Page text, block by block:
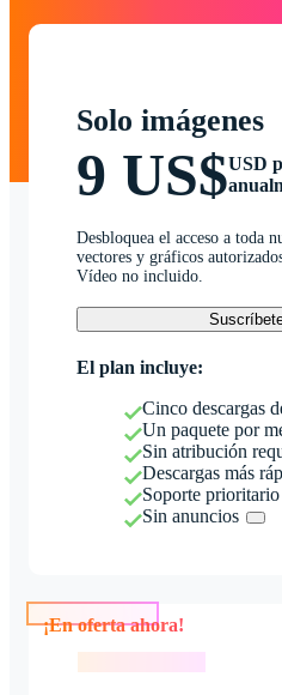
Solo imágenes
9 US$USD
Desbloquea el acceso a toda
vectores y gráficos
Vídeo no incluido.
El plan incluye:
Cinco descargas
Un paquete por
Sin atribución
Descargas más
Soporte prioritario
Sin anuncios